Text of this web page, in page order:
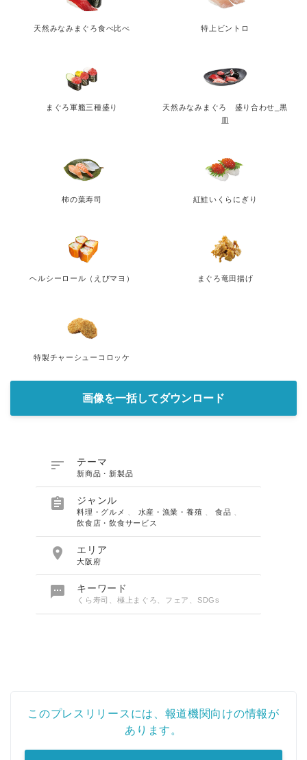
天然みなみまぐろ食べ比べ 特上ビントロ
まぐろ軍艦三種盛り
天然みなみまぐろ 盛り合わせ_黒
皿
柿の葉寿司 紅鮭いくらにぎり
ヘルシーロール（えびマヨ） まぐろ竜田揚げ
特製チャーシューコロッケ
画像を一括してダウンロード
 テーマ
新商品・新製品
 ジャンル
料理・グルメ 水産・漁業・養殖 、食品
飲食店・飲食サービス
 エリア
大阪府
 キーワード
くら寿司、極上まぐろ、フェア、SDGs
このプレスリリースには、報道機関向けの情報が
あります。